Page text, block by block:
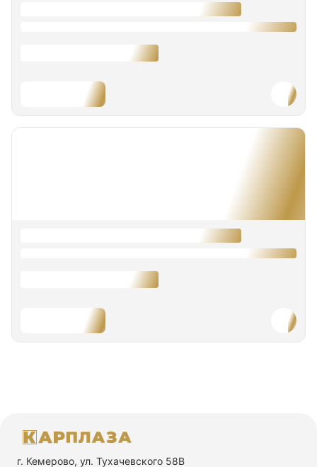
г. Кемерово, ул. Тухачевского 58В